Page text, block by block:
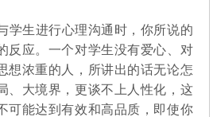
学生进行心理沟通时，你所说的
反应。一个对学生没有爱心、对
想浓重的人，所讲出的话无论怎
、大境界，更谈不上人性化，这
可能达到有效和高品质，即使你